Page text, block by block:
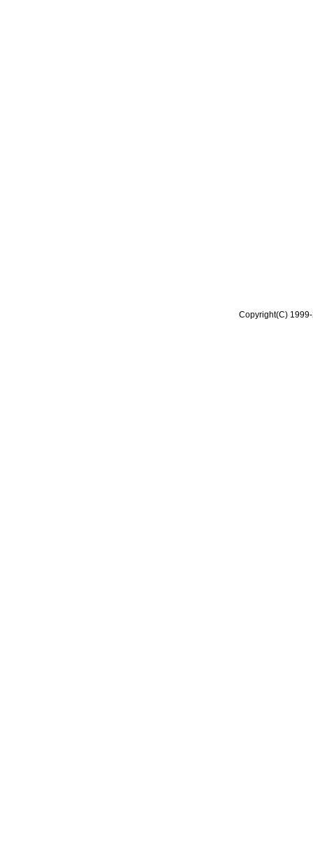
Copyright(C)